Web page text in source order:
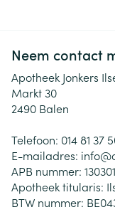
Neem contact
Apotheek Jonkers
Markt 30
2490 Balen
Telefoon: 014 81 37
E-mailadres: info@
APB nummer: 130301
Apotheek titularis:
BTW nummer: